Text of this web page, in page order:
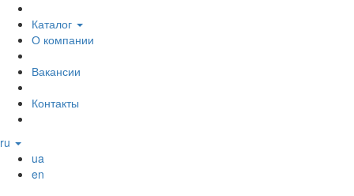
Каталог
О компании
Вакансии
Контакты
ru
ua
en